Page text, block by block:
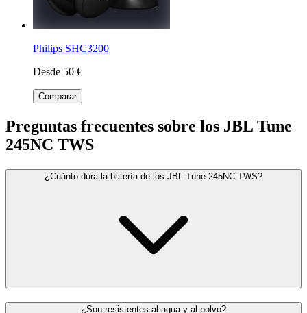
Philips SHC3200
Desde 50 €
Comparar
Preguntas frecuentes sobre los JBL Tune
245NC TWS
¿Cuánto dura la batería de los JBL Tune 245NC TWS?
¿Son resistentes al agua y al polvo?